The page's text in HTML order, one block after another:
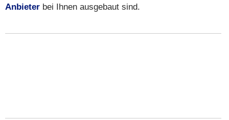
Anbieter bei Ihnen ausgebaut sind.